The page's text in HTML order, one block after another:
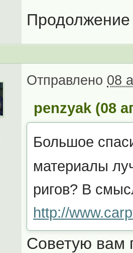
Продолжение
Отправлено 08
penzyak (08
Большое
материалы
ригов? В
http://
Советую вам